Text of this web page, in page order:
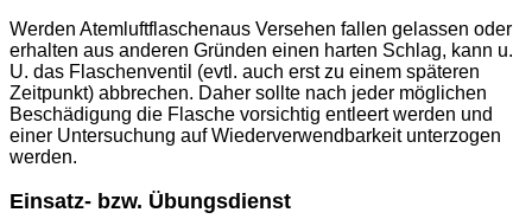
Werden Atemluftflaschenaus Versehen fallen gelassen oder
erhalten aus anderen Gründen einen harten Schlag, kann u.
U. das Flaschenventil (evtl. auch erst zu einem späteren
Zeitpunkt) abbrechen. Daher sollte nach jeder möglichen
Beschädigung die Flasche vorsichtig entleert werden und
einer Untersuchung auf Wiederverwendbarkeit unterzogen
werden.
Einsatz- bzw. Übungsdienst